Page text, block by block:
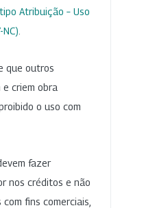
Atribuição – Uso
que outros
e criem obra
o uso com
fazer
nos créditos e não
fins comerciais,